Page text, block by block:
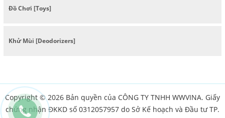
Đồ Chơi [Toys]
Khử Mùi [Deodorizers]
Copyright © 2026 Bản quyền của CÔNG TY TNHH WWVINA. Giấy
chứng nhận ĐKKD số 0312057957 do Sở Kế hoạch và Đầu tư TP.